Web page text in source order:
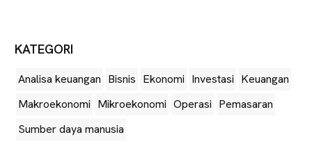
KATEGORI
Analisa keuangan Bisnis Ekonomi Investasi Keuangan
Makroekonomi Mikroekonomi Operasi Pemasaran
Sumber daya manusia